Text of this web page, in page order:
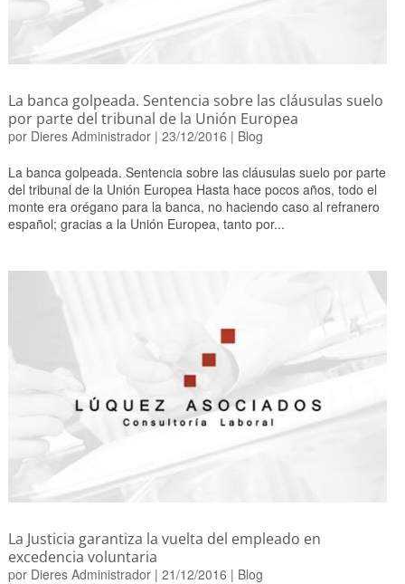
La banca golpeada. Sentencia sobre las cláusulas suelo
por parte del tribunal de la Unión Europea
por Dieres Administrador| 23/12/2016 | Blog
La banca golpeada. Sentencia sobre las cláusulas suelo por parte
del tribunal de la Unión Europea Hasta hace pocos años, todo el
monte era orégano para la banca, no haciendo caso al refranero
español; gracias a la Unión Europea, tanto por...
La Justicia garantiza la vuelta del empleado en
excedencia voluntaria
por Dieres Administrador| 21/12/2016 | Blog